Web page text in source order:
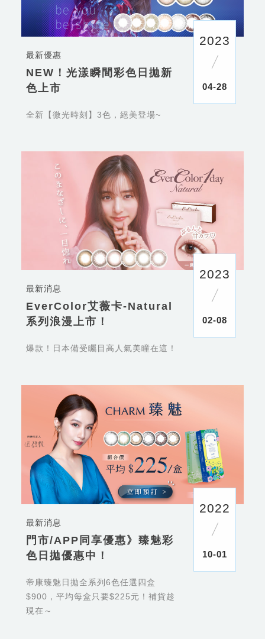
2023
04-28
最新優惠
NEW！光漾瞬間彩色日拋新
色上市
全新【微光時刻】3色，絕美登場~
2023
02-08
最新消息
EverColor艾薇卡-Natural
系列浪漫上市！
爆款！日本備受矚目高人氣美瞳在這！
2022
10-01
最新消息
門市/APP同享優惠》臻魅彩
色日拋優惠中！
帝康臻魅日拋全系列6色任選四盒
$900，平均每盒只要$225元！補貨趁
現在～